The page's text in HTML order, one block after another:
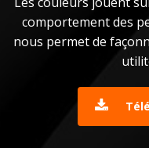
comportement des
nous permet de